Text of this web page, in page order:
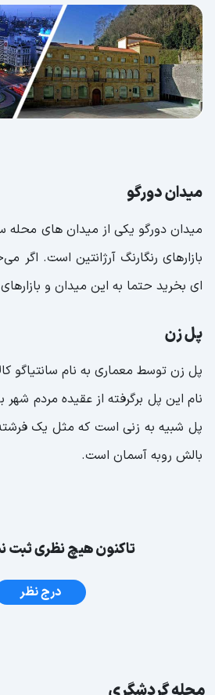
میدان دورگو
میدان دورگو یکی از میدان های محله
بازارهای رنگارنگ آرژانتین است. اگر
ای بخرید حتما به این میدان و
پل زن
پل زن توسط معماری به نام سانتیاگو
نام این پل برگرفته از عقیده مردم شهر
پل شبیه به زنی است که مثل یک
بالش روبه آسمان است.
تاکنون هیچ نظری
درج نظر